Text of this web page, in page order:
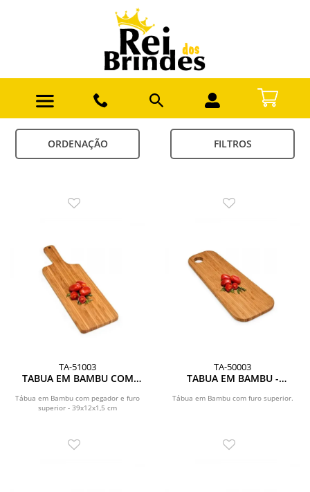
ORDENAÇÃO FILTROS
TA-51003
TABUA EM BAMBU COM
Tábua em Bambu com pegador e furo
superior - 39x12x1,5 cm
TA-50003
TABUA EM BAMBU -
Tábua em Bambu com furo superior.